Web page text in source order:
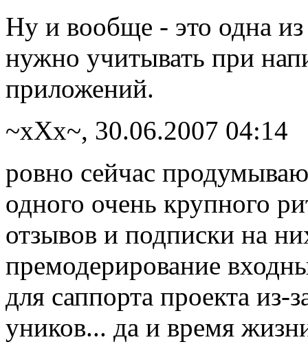
Ну и вообще - это одна
нужно учитывать при
приложений.
~xXx~, 30.06.2007 04:14
ровно сейчас
одного очень крупного
отзывов и подписки на
премодерирование
для саппорта проекта из-
уников... да и время